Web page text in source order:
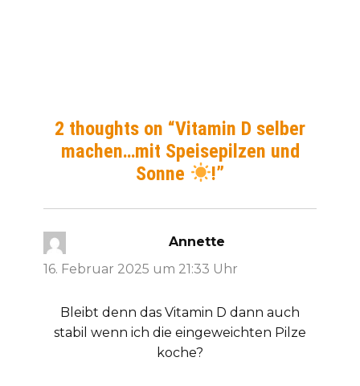
2 thoughts on “Vitamin D selber
machen…mit Speisepilzen und
Sonne
!”
Annette
16. Februar 2025 um 21:33 Uhr
Bleibt denn das Vitamin D dann auch
stabil wenn ich die eingeweichten Pilze
koche?